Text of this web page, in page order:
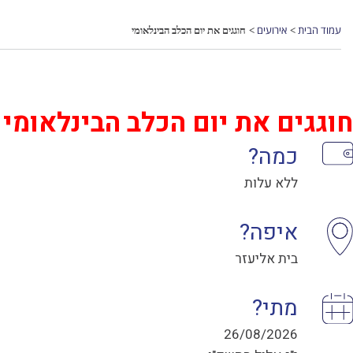
עמוד הבית > אירועים > חוגגים את יום הכלב הבינלאומי
חוגגים את יום הכלב הבינלאומי
כמה?
ללא עלות
איפה?
בית אליעזר
מתי?
26/08/2026